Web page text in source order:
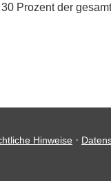
Prozent der
Hinweise ·